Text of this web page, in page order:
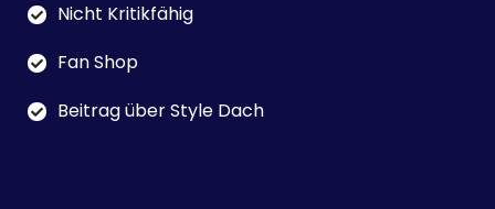
Nicht Kritikfähig
Fan Shop
Beitrag über Style Dach